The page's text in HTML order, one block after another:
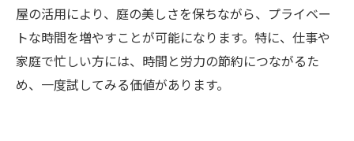
屋の活用により、庭の美しさを保ちながら、プライベー
トな時間を増やすことが可能になります。特に、仕事や
家庭で忙しい方には、時間と労力の節約につながるた
め、一度試してみる価値があります。